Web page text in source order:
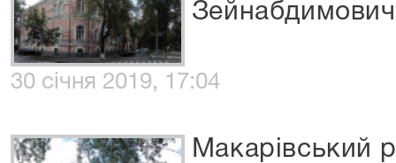
Зейнабдимович
30 січня 2019, 17:04
Макарівський